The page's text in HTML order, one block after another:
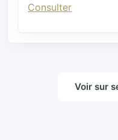
Consulter
Voir sur